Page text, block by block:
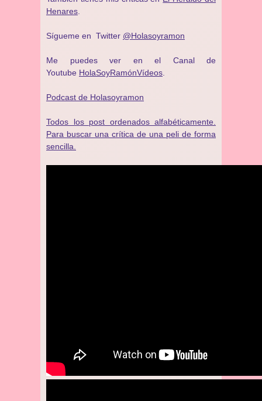
Henares
Sígueme en Twitter @Holasoyramon
Me puedes ver en el Canal de
Youtube HolaSoyRamónVídeos
Podcast de Holasoyramon
Todos los post ordenados alfabéticamente.
Para buscar una crítica de una peli de forma
sencilla.